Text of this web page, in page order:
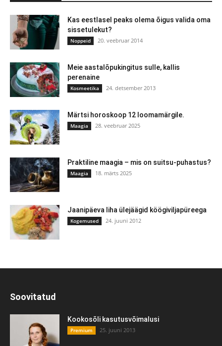
Kas eestlasel peaks olema õigus valida oma
sissetulekut?
Noppeid 20. veebruar 2014
Meie aastalõpukingitus sulle, kallis
perenaine
Kosmeetika 24. detsember 2013
Märtsi horoskoop 12 loomamärgile.
Maagia 28. veebruar 2025
Praktiline maagia – mis on suitsu-puhastus?
Maagia 18. märts 2025
Jaanipäeva liha ülejäägid köögiviljapüreega
Kogemused 24. juuni 2012
Soovitatud
Kookosõli kasutusvõimalusi
Premium 25. juuni 2013